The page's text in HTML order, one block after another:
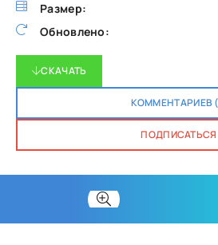
Размер:
Обновлено:
СКАЧАТЬ
КОММЕНТАРИЕВ
ПОДПИСАТЬСЯ